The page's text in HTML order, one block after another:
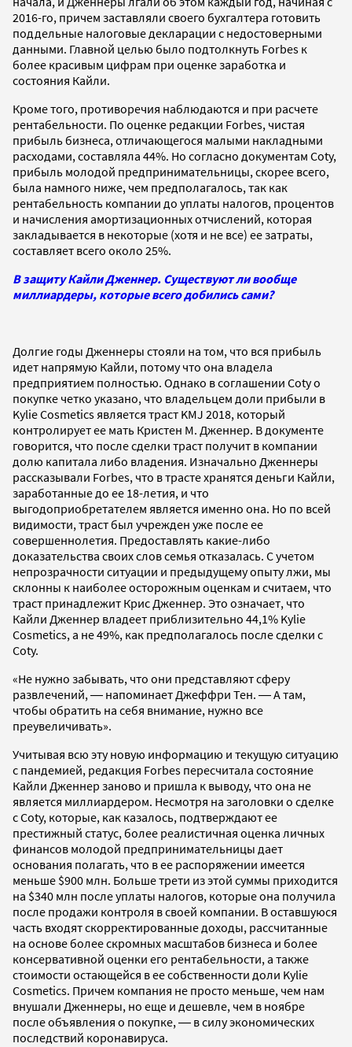
2016-го, причем заставляли своего бухгалтера готовить
поддельные налоговые декларации с недостоверными
данными. Главной целью было подтолкнуть Forbes к
более красивым цифрам при оценке заработка и
состояния Кайли.
Кроме того, противоречия наблюдаются и при расчете
рентабельности. По оценке редакции Forbes, чистая
прибыль бизнеса, отличающегося малыми накладными
расходами, составляла 44%. Но согласно документам Coty,
прибыль молодой предпринимательницы, скорее всего,
была намного ниже, чем предполагалось, так как
рентабельность компании до уплаты налогов, процентов
и начисления амортизационных отчислений, которая
закладывается в некоторые (хотя и не все) ее затраты,
составляет всего около 25%.
В защиту Кайли Дженнер. Существуют ли вообще
миллиардеры, которые всего добились сами?
Долгие годы Дженнеры стояли на том, что вся прибыль
идет напрямую Кайли, потому что она владела
предприятием полностью. Однако в соглашении Coty о
покупке четко указано, что владельцем доли прибыли в
Kylie Cosmetics является траст KMJ 2018, который
контролирует ее мать Кристен М. Дженнер. В документе
говорится, что после сделки траст получит в компании
долю капитала либо владения. Изначально Дженнеры
рассказывали Forbes, что в трасте хранятся деньги Кайли,
заработанные до ее 18-летия, и что
выгодоприобретателем является именно она. Но по всей
видимости, траст был учрежден уже после ее
совершеннолетия. Предоставлять какие-либо
доказательства своих слов семья отказалась. С учетом
непрозрачности ситуации и предыдущему опыту лжи, мы
склонны к наиболее осторожным оценкам и считаем, что
траст принадлежит Крис Дженнер. Это означает, что
Кайли Дженнер владеет приблизительно 44,1% Kylie
Cosmetics, а не 49%, как предполагалось после сделки с
Coty.
«Не нужно забывать, что они представляют сферу
развлечений, ― напоминает Джеффри Тен. ― А там,
чтобы обратить на себя внимание, нужно все
преувеличивать».
Учитывая всю эту новую информацию и текущую ситуацию
с пандемией, редакция Forbes пересчитала состояние
Кайли Дженнер заново и пришла к выводу, что она не
является миллиардером. Несмотря на заголовки о сделке
с Coty, которые, как казалось, подтверждают ее
престижный статус, более реалистичная оценка личных
финансов молодой предпринимательницы дает
основания полагать, что в ее распоряжении имеется
меньше $900 млн. Больше трети из этой суммы приходится
на $340 млн после уплаты налогов, которые она получила
после продажи контроля в своей компании. В оставшуюся
часть входят скорректированные доходы, рассчитанные
на основе более скромных масштабов бизнеса и более
консервативной оценки его рентабельности, а также
стоимости остающейся в ее собственности доли Kylie
Cosmetics. Причем компания не просто меньше, чем нам
внушали Дженнеры, но еще и дешевле, чем в ноябре
после объявления о покупке, ― в силу экономических
последствий коронавируса.